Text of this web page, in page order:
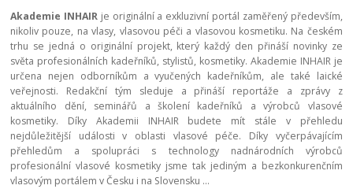
Akademie INHAIRje originální a exkluzivní portál zaměřený především,
nikoliv pouze, na vlasy, vlasovou péči a vlasovou kosmetiku. Na českém
trhu se jedná o originální projekt, který každý den přináší novinky ze
světa profesionálních kadeřníků, stylistů, kosmetiky. Akademie INHAIR je
určena nejen odborníkům a vyučených kadeřníkům, ale také laické
veřejnosti. Redakční tým sleduje a přináší reportáže a zprávy z
aktuálního dění, seminářů a školení kadeřníků a výrobců vlasové
kosmetiky. Díky Akademii INHAIR budete mít stále v přehledu
nejdůležitější události v oblasti vlasové péče. Díky vyčerpávajícím
přehledům a spolupráci s technology nadnárodních výrobců
profesionální vlasové kosmetiky jsme tak jediným a bezkonkurenčním
vlasovým portálem v Česku i na Slovensku ...